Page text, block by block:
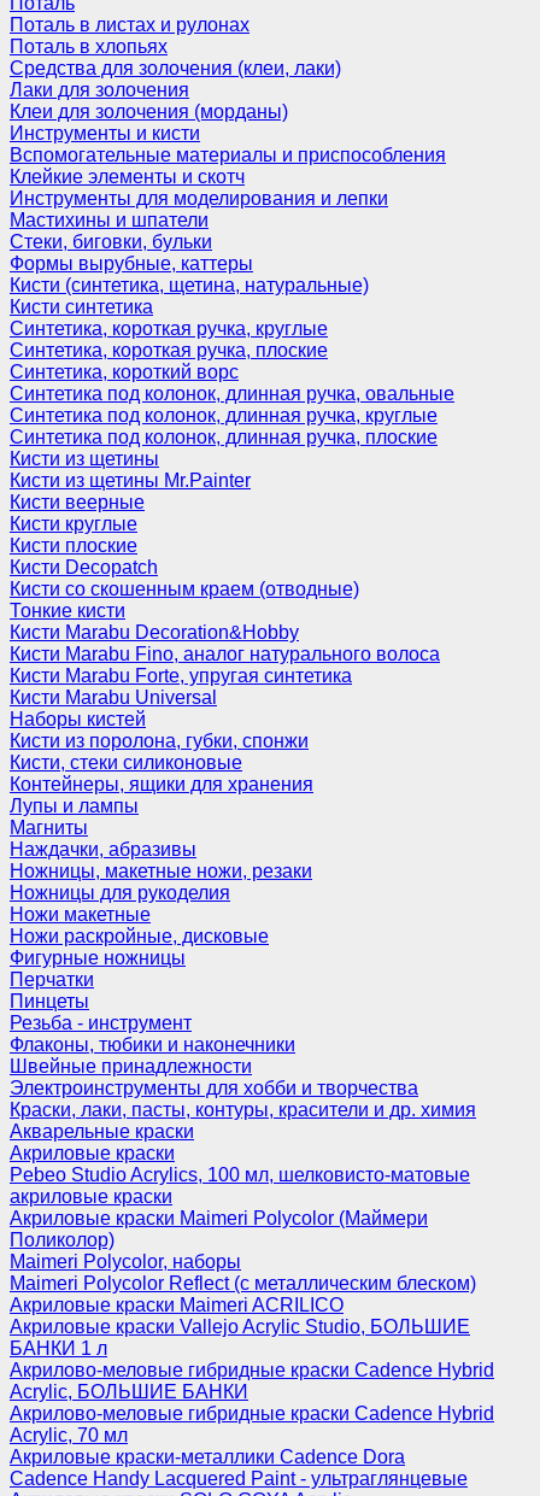
Поталь в листах и рулонах
Поталь в хлопьях
Средства для золочения (клеи, лаки)
Лаки для золочения
Клеи для золочения (морданы)
Инструменты и кисти
Вспомогательные материалы и приспособления
Клейкие элементы и скотч
Инструменты для моделирования и лепки
Мастихины и шпатели
Стеки, биговки, бульки
Формы вырубные, каттеры
Кисти (синтетика, щетина, натуральные)
Кисти синтетика
Синтетика, короткая ручка, круглые
Синтетика, короткая ручка, плоские
Синтетика, короткий ворс
Синтетика под колонок, длинная ручка, овальные
Синтетика под колонок, длинная ручка, круглые
Синтетика под колонок, длинная ручка, плоские
Кисти из щетины
Кисти из щетины Mr.Painter
Кисти веерные
Кисти круглые
Кисти плоские
Кисти Decopatch
Кисти со скошенным краем (отводные)
Тонкие кисти
Кисти Marabu Decoration&Hobby
Кисти Marabu Fino, аналог натурального волоса
Кисти Marabu Forte, упругая синтетика
Кисти Marabu Universal
Наборы кистей
Кисти из поролона, губки, спонжи
Кисти, стеки силиконовые
Контейнеры, ящики для хранения
Лупы и лампы
Магниты
Наждачки, абразивы
Ножницы, макетные ножи, резаки
Ножницы для рукоделия
Ножи макетные
Ножи раскройные, дисковые
Фигурные ножницы
Перчатки
Пинцеты
Резьба - инструмент
Флаконы, тюбики и наконечники
Швейные принадлежности
Электроинструменты для хобби и творчества
Краски, лаки, пасты, контуры, красители и др. химия
Акварельные краски
Акриловые краски
Pebeo Studio Acrylics, 100 мл, шелковисто-матовые
акриловые краски
Акриловые краски Maimeri Polycolor (Маймери
Поликолор)
Maimeri Polycolor, наборы
Maimeri Polycolor Reflect (с металлическим блеском)
Акриловые краски Maimeri ACRILICO
Акриловые краски Vallejo Acrylic Studio, БОЛЬШИЕ
БАНКИ 1 л
Акрилово-меловые гибридные краски Cadence Hybrid
Acrylic, БОЛЬШИЕ БАНКИ
Акрилово-меловые гибридные краски Cadence Hybrid
Acrylic, 70 мл
Акриловые краски-металлики Cadence Dora
Cadence Handy Lacquered Paint - ультраглянцевые